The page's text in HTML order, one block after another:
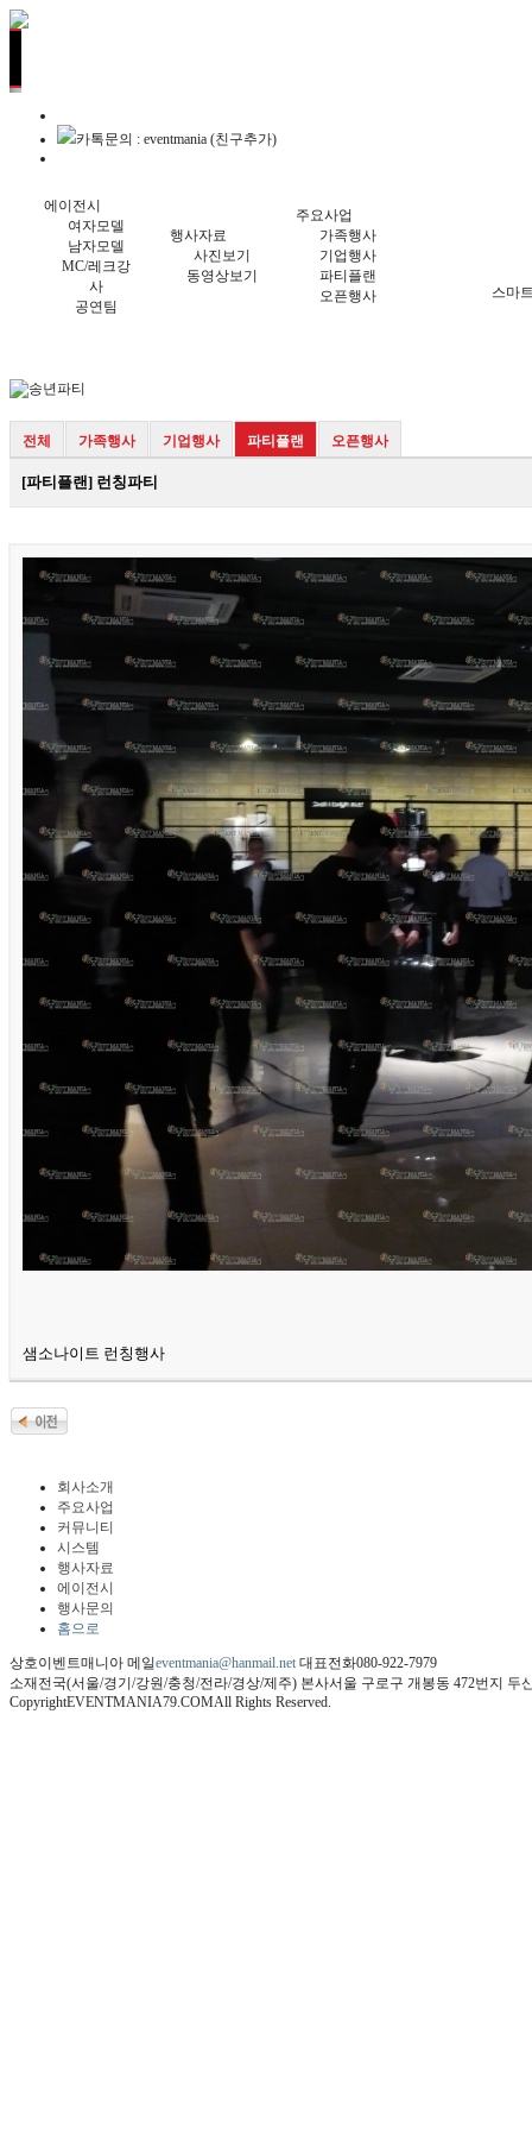
카톡문의 : eventmania (친구추가)
에이전시
여자모델
남자모델
MC/레크강
사
공연팀
행사자료
사진보기
동영상보기
주요사업
가족행사
기업행사
파티플랜
오픈행사
스마
전체 가족행사 기업행사 파티플랜 오픈행사
[파티플랜] 런칭파티
샘소나이트 런칭행사
회사소개
주요사업
커뮤니티
시스템
행사자료
에이전시
행사문의
홈으로
상호이벤트매니아 메일eventmania@hanmail.net 대표전화080-922-7979
소재 전국(서울/경기/강원/충청/전라/경상/제주) 본사서울 구로구 개봉동 472번지 두
CopyrightEVENTMANIA79.COMAll Rights Reserved.